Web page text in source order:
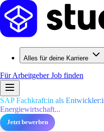
Alles für deine Karriere
Für ArbeitgeberJob finden
SAP Fachkraft:in als
Energiewirtschaft...
Jetzt bewerben